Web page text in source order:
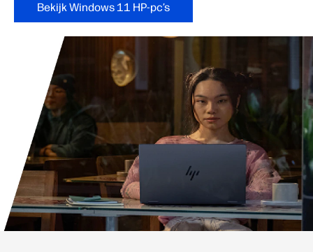
Bekijk Windows 11 HP-pc’s